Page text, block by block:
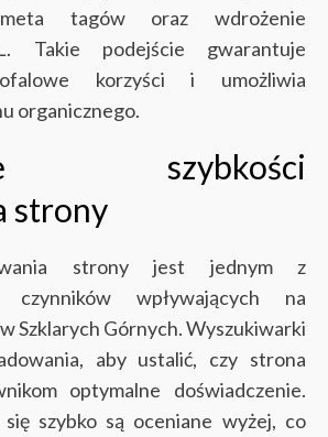
meta tagów oraz wdrożenie
Takie podejście gwarantuje
korzyści i umożliwia
organicznego.
szybkości
strony
strony jest jednym z
czynników wpływających na
Szklarych Górnych. Wyszukiwarki
aby ustalić, czy strona
optymalne doświadczenie.
się szybko są oceniane wyżej, co